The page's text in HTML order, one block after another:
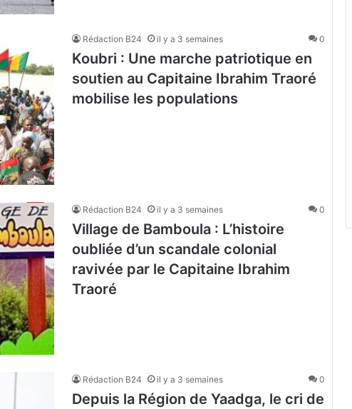
Rédaction B24 il y a 3 semaines 0
Koubri : Une marche patriotique en
soutien au Capitaine Ibrahim Traoré
mobilise les populations
Rédaction B24 il y a 3 semaines 0
Village de Bamboula : L’histoire
oubliée d’un scandale colonial
ravivée par le Capitaine Ibrahim
Traoré
Rédaction B24 il y a 3 semaines 0
Depuis la Région de Yaadga, le cri de